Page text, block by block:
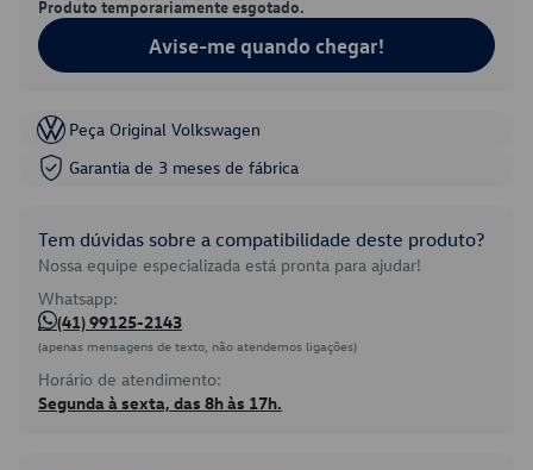
Produto temporariamente esgotado.
Avise-me quando chegar!
Peça Original Volkswagen
Garantia de 3 meses de fábrica
Tem dúvidas sobre a compatibilidade deste produto?
Nossa equipe especializada está pronta para ajudar!
Whatsapp:
(41) 99125-2143
(apenas mensagens de texto, não atendemos ligações)
Horário de atendimento:
Segunda à sexta, das 8h às 17h.